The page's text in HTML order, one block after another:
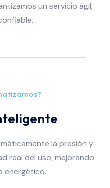
un servicio ágil,
la presión y
real del uso, mejorando
energético.